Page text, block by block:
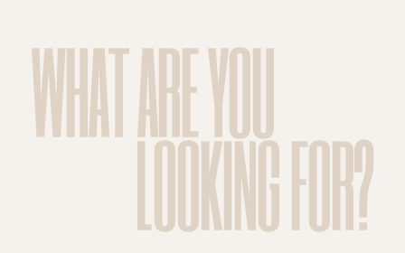
WHAT ARE YOU
LOOKING FOR?